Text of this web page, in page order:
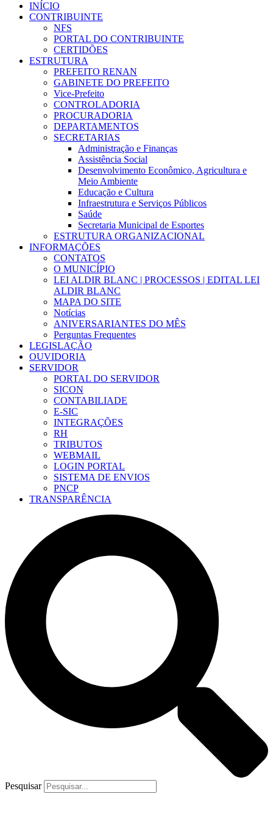
INÍCIO
CONTRIBUINTE
NFS
PORTAL DO CONTRIBUINTE
CERTIDÕES
ESTRUTURA
PREFEITO RENAN
GABINETE DO PREFEITO
Vice-Prefeito
CONTROLADORIA
PROCURADORIA
DEPARTAMENTOS
SECRETARIAS
Administração e Finanças
Assistência Social
Desenvolvimento Econômico, Agricultura e
Meio Ambiente
Educação e Cultura
Infraestrutura e Serviços Públicos
Saúde
Secretaria Municipal de Esportes
ESTRUTURA ORGANIZACIONAL
INFORMAÇÕES
CONTATOS
O MUNICÍPIO
LEI ALDIR BLANC | PROCESSOS | EDITAL LEI
ALDIR BLANC
MAPA DO SITE
Notícias
ANIVERSARIANTES DO MÊS
Perguntas Frequentes
LEGISLAÇÃO
OUVIDORIA
SERVIDOR
PORTAL DO SERVIDOR
SICON
CONTABILIADE
E-SIC
INTEGRAÇÕES
RH
TRIBUTOS
WEBMAIL
LOGIN PORTAL
SISTEMA DE ENVIOS
PNCP
TRANSPARÊNCIA
Pesquisar